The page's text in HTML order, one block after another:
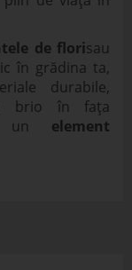
de florisau
în grădina ta,
durabile,
brio în fața
un element